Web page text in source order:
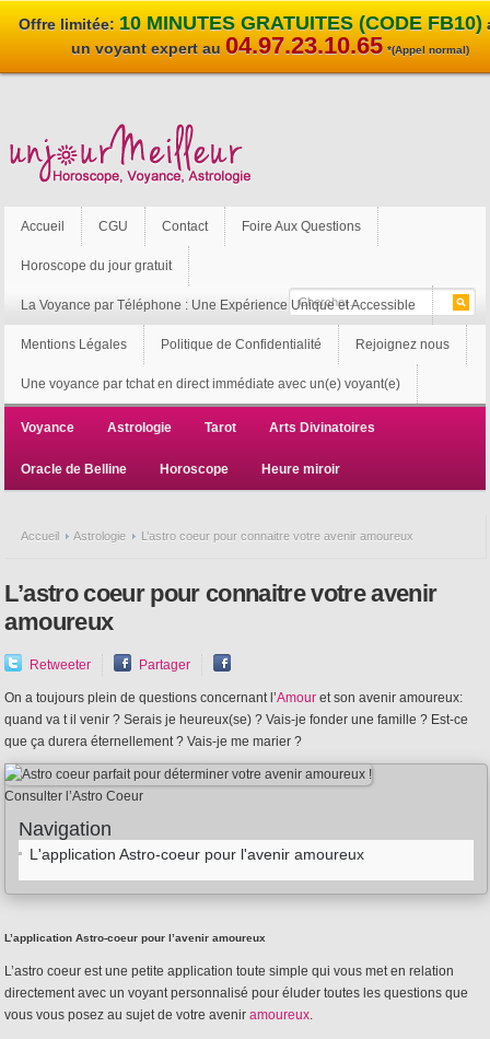
Accueil CGU Contact Foire Aux Questions
Horoscope du jour gratuit
La Voyance par Téléphone : Une Expérience Unique et Accessible
Mentions Légales Politique de Confidentialité Rejoignez nous
Une voyance par tchat en direct immédiate avec un(e) voyant(e)
Voyance Astrologie Tarot Arts Divinatoires
Oracle de Belline Horoscope Heure miroir
Accueil Astrologie L’astro coeur pour connaitre votre avenir amoureux
L’astro coeur pour connaitre votre avenir
amoureux
Retweeter Partager
On a toujours plein de questions concernant l’Amour et son avenir amoureux:
quand va t il venir ? Serais je heureux(se) ? Vais-je fonder une famille ? Est-ce
que ça durera éternellement ? Vais-je me marier ?
Consulter l’Astro Coeur
Navigation
L'application Astro-coeur pour l'avenir amoureux
L’application Astro-coeur pour l’avenir amoureux
L’astro coeur est une petite application toute simple qui vous met en relation
directement avec un voyant personnalisé pour éluder toutes les questions que
vous vous posez au sujet de votre aveniramoureux.
Offre limitée: 10 MINUTES GRATUITES (CODE FB10)
un voyant expert au 04.97.23.10.65 *(Appel normal)